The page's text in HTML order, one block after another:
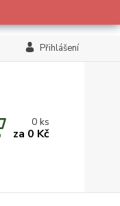
Přihlášení
0ks
za 0 Kč